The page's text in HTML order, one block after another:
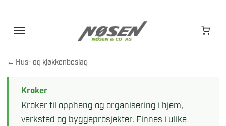
← Hus- og kjøkkenbeslag
Kroker
Kroker til oppheng og organisering i hjem,
verksted og byggeprosjekter. Finnes i ulike